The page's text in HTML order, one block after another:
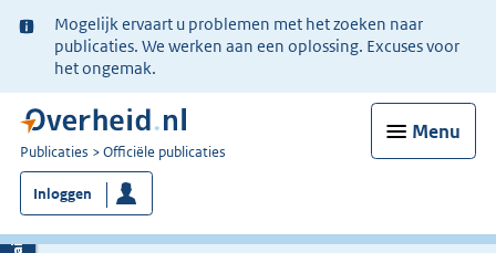
Ter
informatie:
Mogelijk ervaart u problemen met het zoeken naar
publicaties. We werken aan een oplossing. Excuses voor
het ongemak.
Menu
U
bent
nu
hier:
Publicaties Officiële publicaties
Inloggen